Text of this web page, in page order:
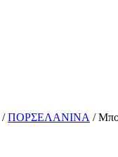
/ΠΟΡΣΕΛΑΝΙΝΑ /